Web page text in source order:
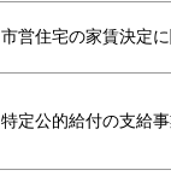
市営住宅の家賃決定
特定公的給付の支給